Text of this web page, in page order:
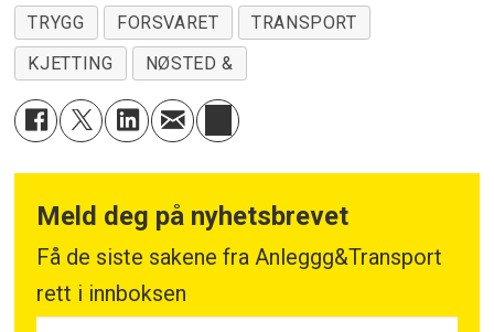
TRYGG FORSVARET
TRANSPORT
KJETTING
NØSTED &
Meld deg på nyhetsbrevet
Få de siste sakene fra Anleggg&Transport
rett i innboksen